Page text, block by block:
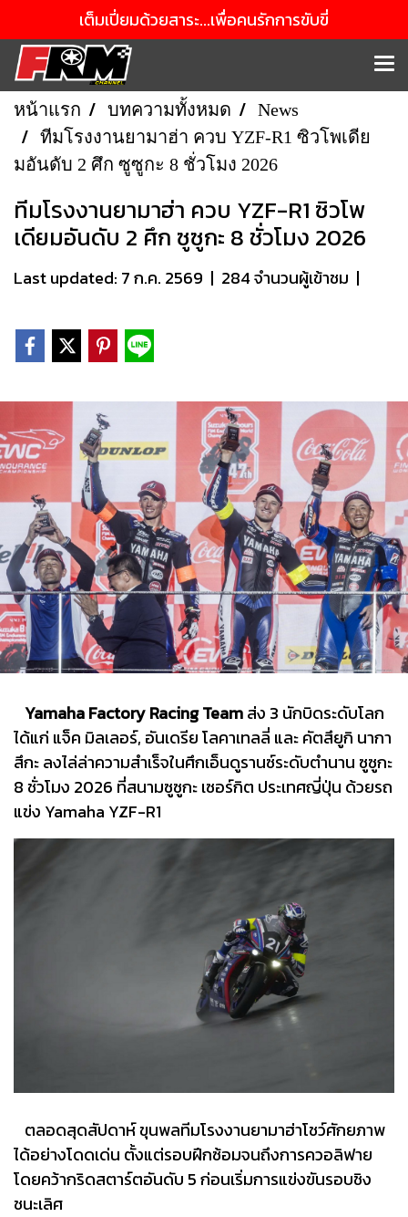
เต็มเปี่ยมด้วยสาระ...เพื่อคนรักการขับขี่
หน้าแรก บทความทั้งหมด
News
ทีมโรงงานยามาฮ่า ควบ YZF-R1 ซิวโพเดีย
มอันดับ 2 ศึก ซูซูกะ 8 ชั่วโมง 2026
ทีมโรงงานยามาฮ่า ควบ YZF-R1 ซิวโพ
เดียมอันดับ 2 ศึก ซูซูกะ 8 ชั่วโมง 2026
Last updated: 7 ก.ค. 2569 | 284 จำนวนผู้เข้าชม |
Yamaha Factory Racing Teamส่ง 3 นักบิดระดับโลก
ได้แก่ แจ็ค มิลเลอร์, อันเดรีย โลคาเทลลี่ และ คัตสึยูกิ นากา
สึกะ ลงไล่ล่าความสำเร็จในศึกเอ็นดูรานซ์ระดับตำนาน ซูซูกะ
8 ชั่วโมง 2026 ที่สนามซูซูกะ เซอร์กิต ประเทศญี่ปุ่น ด้วยรถ
แข่ง Yamaha YZF-R1
ตลอดสุดสัปดาห์ ขุนพลทีมโรงงานยามาฮ่าโชว์ศักยภาพ
ได้อย่างโดดเด่น ตั้งแต่รอบฝึกซ้อมจนถึงการควอลิฟาย
โดยคว้ากริดสตาร์ตอันดับ 5 ก่อนเริ่มการแข่งขันรอบชิง
ชนะเลิศ